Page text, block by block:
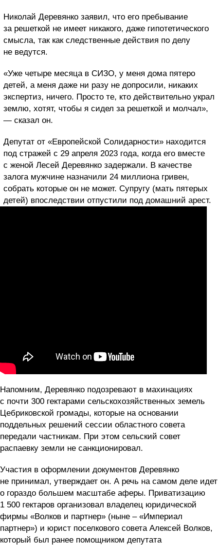
Николай Деревянко заявил, что его пребывание
за решеткой не имеет никакого, даже гипотетического
смысла, так как следственные действия по делу
не ведутся.
«Уже четыре месяца в СИЗО, у меня дома пятеро
детей, а меня даже ни разу не допросили, никаких
экспертиз, ничего. Просто те, кто действительно украл
землю, хотят, чтобы я сидел за решеткой и молчал»,
— сказал он.
Депутат от «Европейской Солидарности» находится
под стражей с 29 апреля 2023 года, когда его вместе
с женой Лесей Деревянко задержали. В качестве
залога мужчине назначили 24 миллиона гривен,
собрать которые он не может. Супругу (мать пятерых
детей) впоследствии отпустили под домашний арест.
Напомним, Деревянко подозревают в махинациях
с почти 300 гектарами сельскохозяйственных земель
Цебриковской громады, которые на основании
поддельных решений сессии областного совета
передали частникам. При этом сельский совет
распаевку земли не санкционировал.
Участия в оформлении документов Деревянко
не принимал, утверждает он. А речь на самом деле идет
о гораздо большем масштабе аферы. Приватизацию
1 500 гектаров организовал владелец юридической
фирмы «Волков и партнер» (ныне – «Империал
партнер») и юрист поселкового совета Алексей Волков,
который был ранее помощником депутата